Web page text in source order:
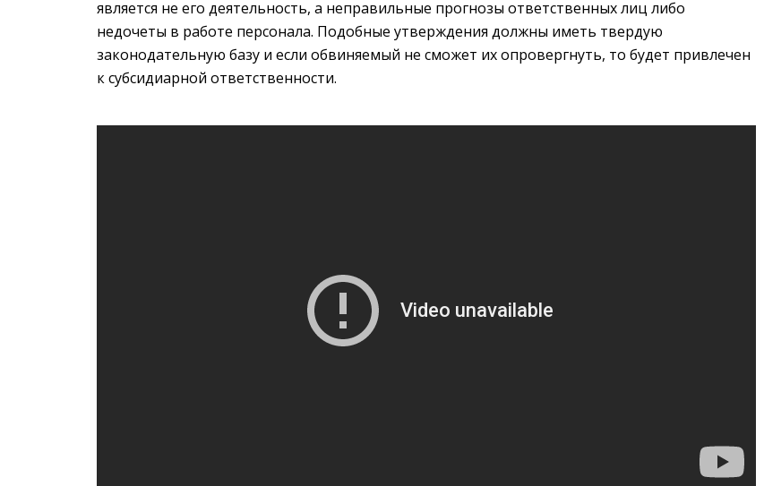
является не его деятельность, а неправильные прогнозы ответственных лиц либо
недочеты в работе персонала. Подобные утверждения должны иметь твердую
законодательную базу и если обвиняемый не сможет их опровергнуть, то будет привлечен
к субсидиарной ответственности.